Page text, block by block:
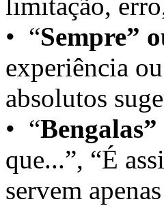
• “Sempre”
experiência
absolutos
• “
que...”, “É
servem